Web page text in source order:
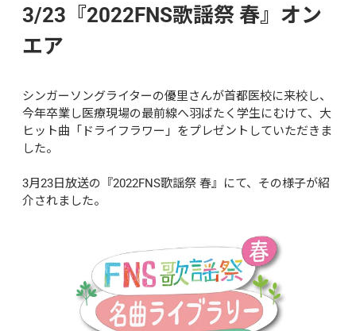
3/23『2022FNS歌謡祭 春』オン
エア
シンガーソングライターの優里さんが首都医校に来校し、
今年卒業し医療現場の最前線へ羽ばたく学生にむけて、大
ヒット曲「ドライフラワー」をプレゼントしていただきま
した。
3月23日放送の『2022FNS歌謡祭 春』にて、その様子が紹
介されました。